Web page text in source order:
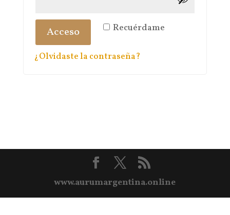
Recuérdame
Acceso
¿Olvidaste la contraseña?
www.aurumargentina.online